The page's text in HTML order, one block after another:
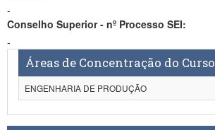
-
Conselho Superior - nº Processo SEI:
-
Áreas de Concentração do Curso
ENGENHARIA DE PRODUÇÃO